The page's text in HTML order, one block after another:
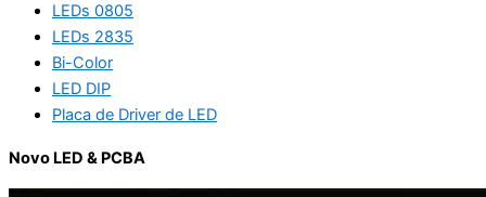
LEDs 0805
LEDs 2835
Bi-Color
LED DIP
Placa de Driver de LED
Novo LED & PCBA